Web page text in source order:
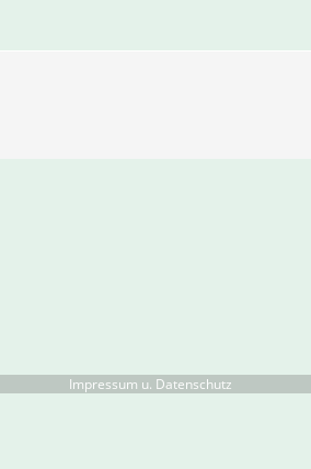
Impressum u. Datenschutz